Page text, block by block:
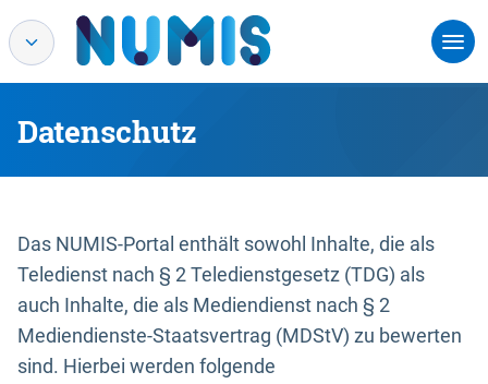
Datenschutz
Das NUMIS-Portal enthält sowohl Inhalte, die als
Teledienst nach § 2 Teledienstgesetz (TDG) als
auch Inhalte, die als Mediendienst nach § 2
Mediendienste-Staatsvertrag (MDStV) zu bewerten
sind. Hierbei werden folgende